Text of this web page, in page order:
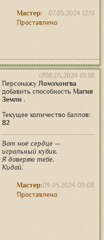
07.05.2024 12:51
Мастер:
Проставлено
08.05.2024 01:38
Персонажу Ломэхонгва
добавить способность Магия
Земли .
Текущее количество баллов:
82
Вот моё сердце —
игральный кубик.
Я доверяю тебе.
Кидай.
09.05.2024 09:08
Мастер:
Проставлено